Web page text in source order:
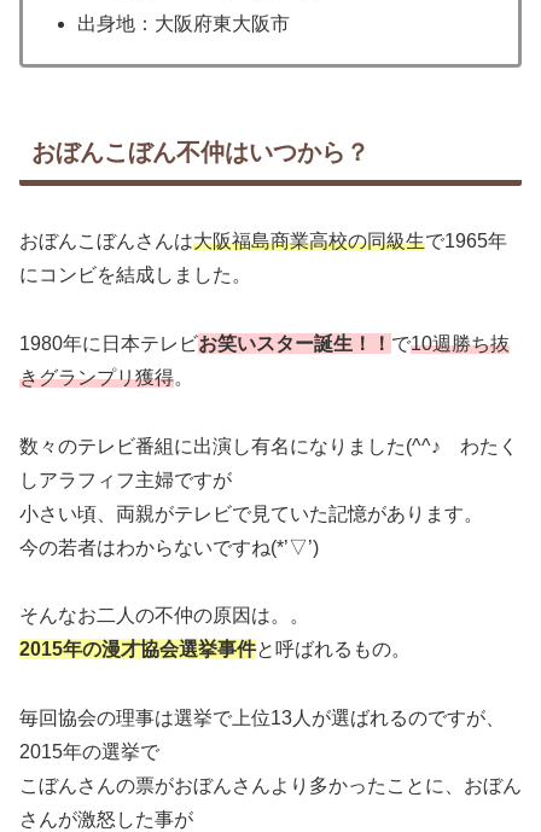
出身地：大阪府東大阪市
おぼんこぼん不仲はいつから？
おぼんこぼんさんは大阪福島商業高校の同級生で1965年
にコンビを結成しました。
1980年に日本テレビお笑いスター誕生！！ で10週勝ち抜
きグランプリ獲得。
数々のテレビ番組に出演し有名になりました(^^♪ わたく
しアラフィフ主婦ですが
小さい頃、両親がテレビで見ていた記憶があります。
今の若者はわからないですね(*’▽’)
そんなお二人の不仲の原因は。。
2015年の漫才協会選挙事件と呼ばれるもの。
毎回協会の理事は選挙で上位13人が選ばれるのですが、
2015年の選挙で
こぼんさんの票がおぼんさんより多かったことに、おぼん
さんが激怒した事が